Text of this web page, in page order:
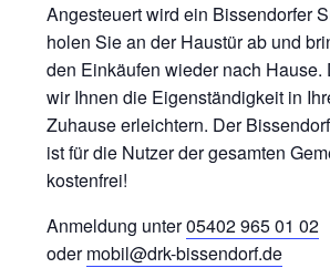
Angesteuert wird ein Bissendorfer
holen Sie an der Haustür ab und
den Einkäufen wieder nach Hause.
wir Ihnen die Eigenständigkeit in
Zuhause erleichtern. Der
ist für die Nutzer der gesamten
kostenfrei!
Anmeldung unter05402 965 01 02
odermobil@drk-bissendorf.de